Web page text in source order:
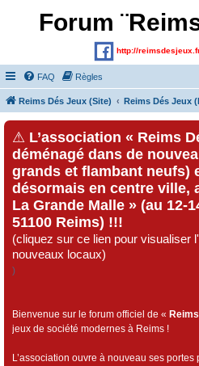
Forum
http://
FAQ Règles
Reims Dés Jeux (Site) Reims Dés Jeux
⚠ L’association « Reims
déménagé dans de
grands et flambant neufs)
désormais en centre ville,
La Grande Malle » (au 12-
51100 Reims) !!!
(cliquez sur ce lien pour visualiser
nouveaux locaux)
)
Bienvenue sur le forum officiel de «
jeux de société modernes à Reims !
L’association ouvre à nouveau ses